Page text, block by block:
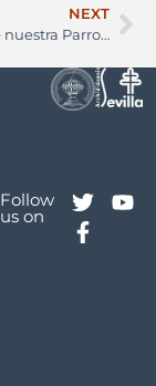
NEXT
El equipo de nuestra Parroquia se enfrentará al del Seminario y al de la Guardia Civil
Follow
us on